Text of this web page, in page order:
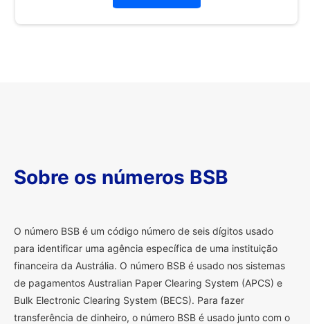
Sobre os números BSB
O número BSB é um código número de seis dígitos usado
para identificar uma agência específica de uma instituição
financeira da Austrália. O número BSB é usado nos sistemas
de pagamentos Australian Paper Clearing System (APCS) e
Bulk Electronic Clearing System (BECS). Para fazer
transferência de dinheiro, o número BSB é usado junto com o